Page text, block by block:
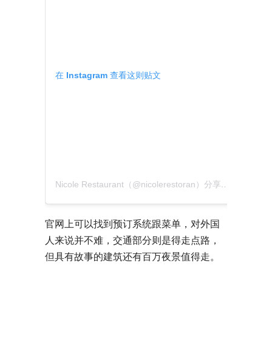
在 Instagram 查看这则贴文
Nicole Restaurant（@nicolerestoran）分享的贴文
官网上可以找到预订系统跟菜单，对外国
人来说并不难，交通部分则是得走点路，
但具有故事的建筑还有百万夜景值得走。